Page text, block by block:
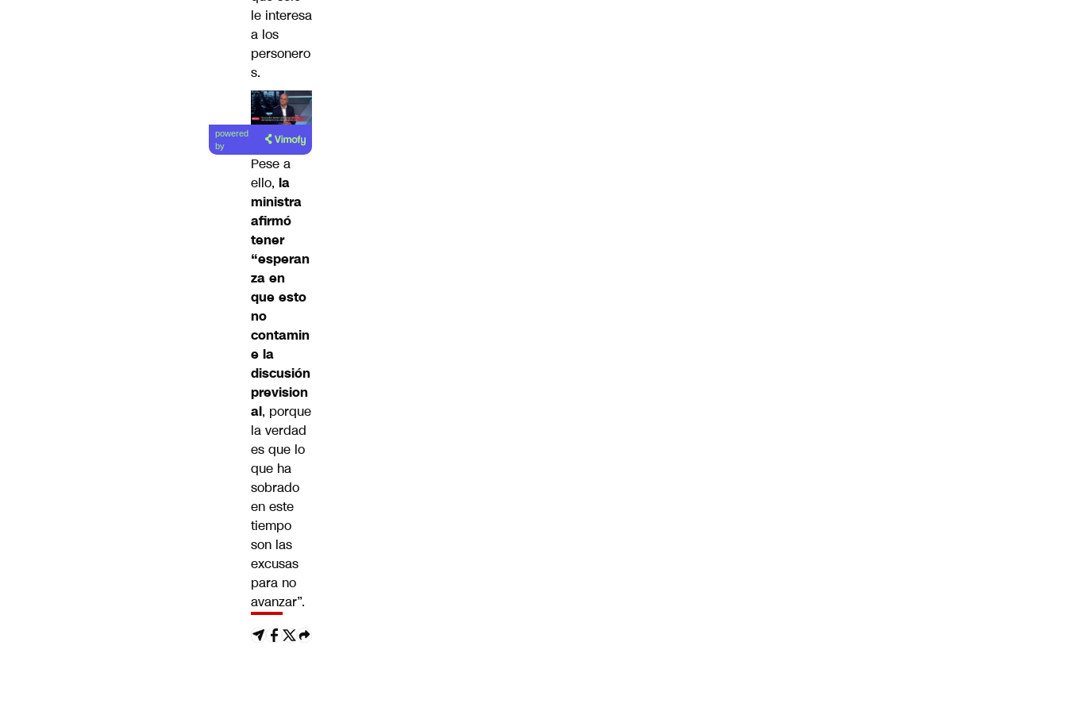
le interesa
a los
personero
s.
powered
by
Pese a
ello, la
ministra
afirmó
tener
“esperan
za en
que esto
no
contamin
e la
discusión
prevision
al, porque
la verdad
es que lo
que ha
sobrado
en este
tiempo
son las
excusas
para no
avanzar”.